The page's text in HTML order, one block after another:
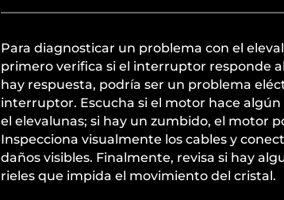
Para diagnosticar un problema con el
primero verifica si el interruptor responde
hay respuesta, podría ser un problema
interruptor. Escucha si el motor hace
el elevalunas; si hay un zumbido, el motor
Inspecciona visualmente los cables y
daños visibles. Finalmente, revisa si hay
rieles que impida el movimiento del cristal.